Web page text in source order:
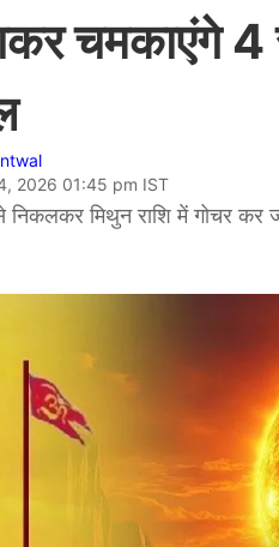
चमकाएंगे 4
2026 01:45 pm IST
मिथुन राशि में गोचर कर